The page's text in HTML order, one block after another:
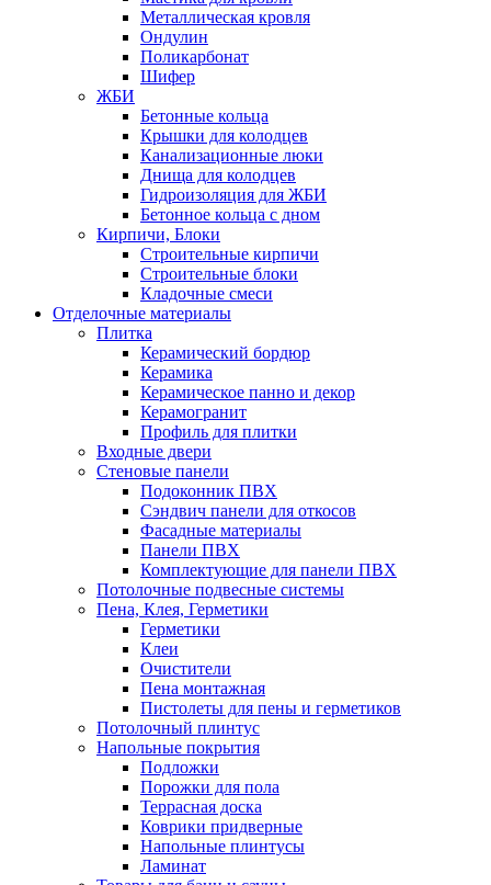
Металлическая кровля
Ондулин
Поликарбонат
Шифер
ЖБИ
Бетонные кольца
Крышки для колодцев
Канализационные люки
Днища для колодцев
Гидроизоляция для ЖБИ
Бетонное кольца с дном
Кирпичи, Блоки
Строительные кирпичи
Строительные блоки
Кладочные смеси
Отделочные материалы
Плитка
Керамический бордюр
Керамика
Керамическое панно и декор
Керамогранит
Профиль для плитки
Входные двери
Стеновые панели
Подоконник ПВХ
Сэндвич панели для откосов
Фасадные материалы
Панели ПВХ
Комплектующие для панели ПВХ
Потолочные подвесные системы
Пена, Клея, Герметики
Герметики
Клеи
Очистители
Пена монтажная
Пистолеты для пены и герметиков
Потолочный плинтус
Напольные покрытия
Подложки
Порожки для пола
Террасная доска
Коврики придверные
Напольные плинтусы
Ламинат